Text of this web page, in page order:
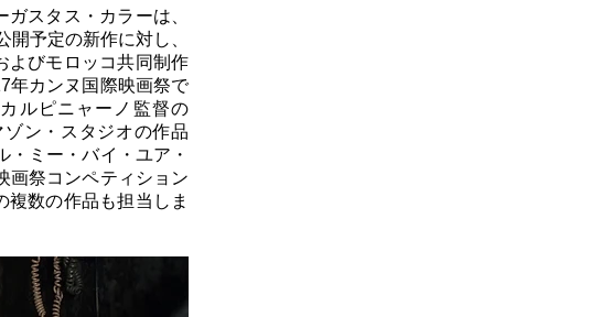
スタス・カラーは、
予定の新作に対し、
よびモロッコ共同制作
年カンヌ国際映画祭で
ルピニャーノ監督の
ン・スタジオの作品
・ミー・バイ・ユア・
画祭コンペティション
数の作品も担当しま